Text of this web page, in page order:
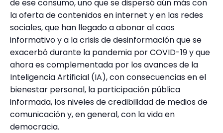
de ese consumo, uno que se dispersó aún más con
la oferta de contenidos en internet y en las redes
sociales, que han llegado a abonar al caos
informativo y a la crisis de desinformación que se
exacerbó durante la pandemia por COVID-19 y que
ahora es complementada por los avances de la
Inteligencia Artificial (IA), con consecuencias en el
bienestar personal, la participación pública
informada, los niveles de credibilidad de medios de
comunicación y, en general, con la vida en
democracia.